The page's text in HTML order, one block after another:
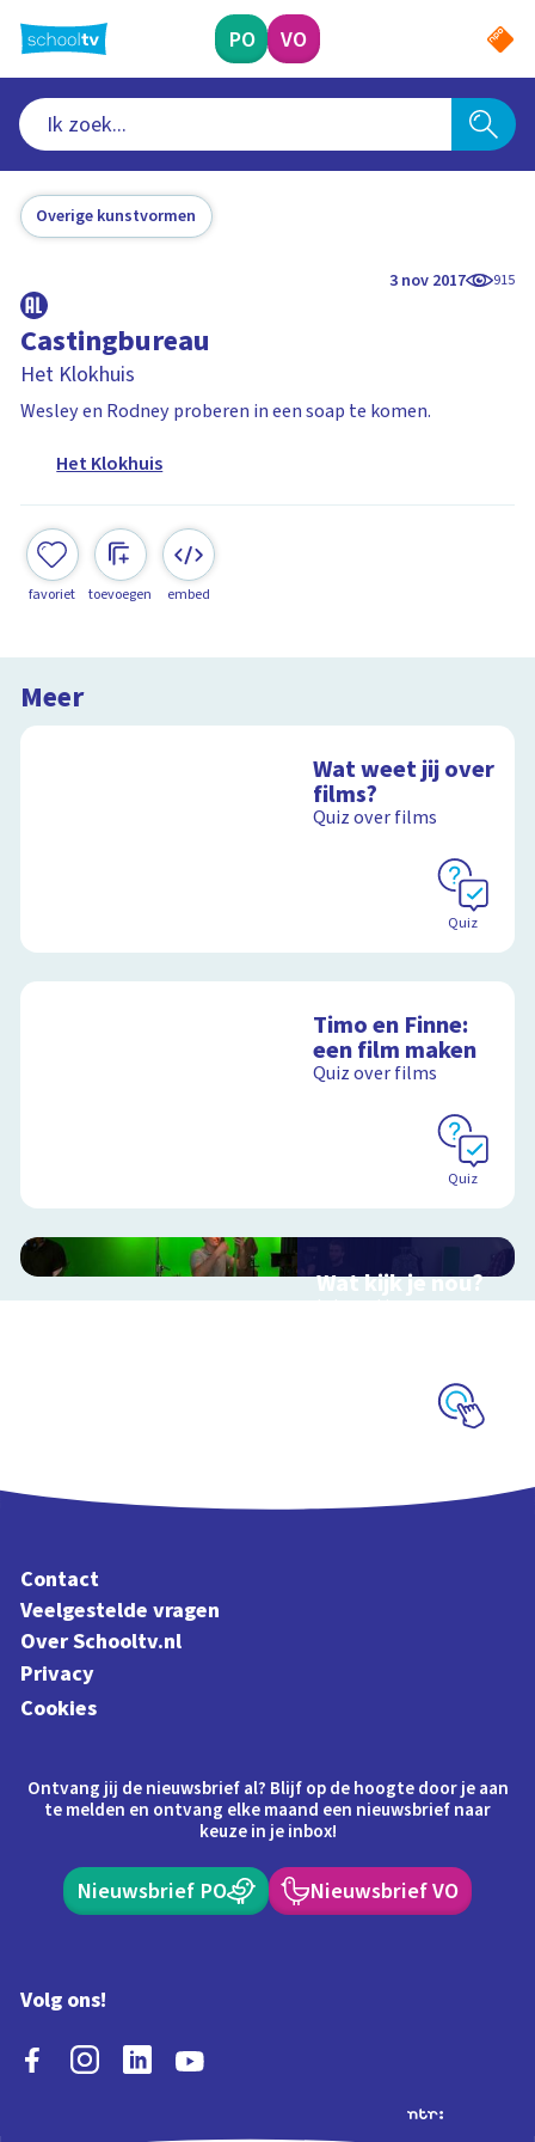
naar
hoofdinhoud
PO VO
Overige kunstvormen
3 nov 2017 915
Castingbureau
Het Klokhuis
Wesley en Rodney proberen in een soap te komen.
Het Klokhuis
favoriet toevoegen embed
Meer
Wat weet jij over
films?
Quiz over films
Quiz
Timo en Finne:
een film maken
Quiz over films
Quiz
Wat kijk je nou?
Interactieve
Contact
Veelgestelde vragen
Over Schooltv.nl
Privacy
Cookies
Ontvang jij de nieuwsbrief al? Blijf op de hoogte door je aan
te melden en ontvang elke maand een nieuwsbrief naar
keuze in je inbox!
Nieuwsbrief PO Nieuwsbrief VO
Volg ons!